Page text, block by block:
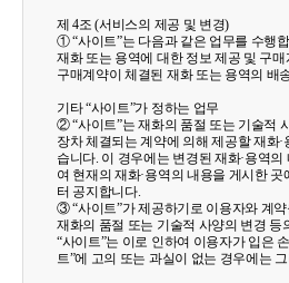
제 4조 (서비스의 제공 및 변경)
① “사이트”는 다음과 같은 업무를 수행
재화 또는 용역에 대한 정보 제공 및 구매
구매계약이 체결된 재화 또는 용역의 배
기타 “사이트”가 정하는 업무
② “사이트”는 재화의 품절 또는 기술적
장차 체결되는 계약에 의해 제공할 재화
습니다. 이 경우에는 변경된 재화·용역
여 현재의 재화·용역의 내용을 게시한
터 공지합니다.
③ “사이트”가 제공하기로 이용자와 계
재화의 품절 또는 기술적 사양의 변경 등
“사이트”는 이로 인하여 이용자가 입은
트”에 고의 또는 과실이 없는 경우에는